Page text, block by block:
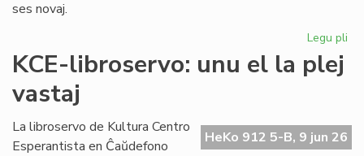
ses novaj.
Legu pli
KCE-libroservo: unu el la plej
vastaj
HeKo 912 5-B, 9 jun 26
La libroservo de Kultura Centro
Esperantista en Ĉaŭdefono